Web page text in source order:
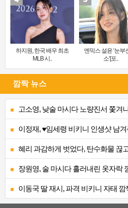
하지원, 한국 배우 최초
MLB 시..
엔믹스 설윤 ‘눈부
소’[포..
깜짝 뉴스
고소영, 낮술 마시다 노량진서 쫓겨
이정재, ♥임세령 비키니 인생샷 남
혜리 과감하게 벗었다, 탄수화물 끊
장원영, 술 마시다 흘러내린 옷자락
이동국 딸 재시, 파격 비키니 자태